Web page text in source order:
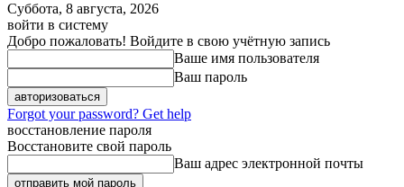
Суббота, 8 августа, 2026
войти в систему
Добро пожаловать! Войдите в свою учётную запись
Ваше имя пользователя
Ваш пароль
Forgot your password? Get help
восстановление пароля
Восстановите свой пароль
Ваш адрес электронной почты